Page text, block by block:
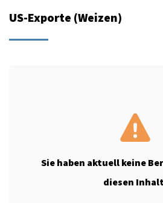
US-Exporte (Weizen)
Sie haben aktuell keine
diesen